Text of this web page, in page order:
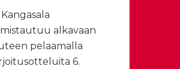
alkavaan
pelaamalla
6.